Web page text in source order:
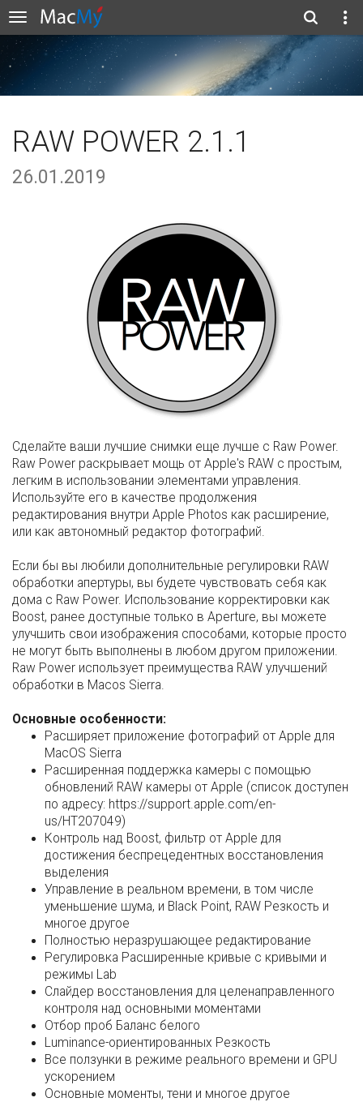
RAW POWER 2.1.1
26.01.2019
Сделайте ваши лучшие снимки еще лучше с Raw Power.
Raw Power раскрывает мощь от Apple's RAW с простым,
легким в использовании элементами управления.
Используйте его в качестве продолжения
редактирования внутри Apple Photos как расширение,
или как автономный редактор фотографий.
Если бы вы любили дополнительные регулировки RAW
обработки апертуры, вы будете чувствовать себя как
дома с Raw Power. Использование корректировки как
Boost, ранее доступные только в Aperture, вы можете
улучшить свои изображения способами, которые просто
не могут быть выполнены в любом другом приложении.
Raw Power использует преимущества RAW улучшений
обработки в Macos Sierra.
Основные особенности:
Расширяет приложение фотографий от Apple для
MacOS Sierra
Расширенная поддержка камеры с помощью
обновлений RAW камеры от Apple (список доступен
по адресу: https://support.apple.com/en-
us/HT207049)
Контроль над Boost, фильтр от Apple для
достижения беспрецедентных восстановления
выделения
Управление в реальном времени, в том числе
уменьшение шума, и Black Point, RAW Резкость и
многое другое
Полностью неразрушающее редактирование
Регулировка Расширенные кривые с кривыми и
режимы Lab
Слайдер восстановления для целенаправленного
контроля над основными моментами
Отбор проб Баланс белого
Luminance-ориентированных Резкость
Все ползунки в режиме реального времени и GPU
ускорением
Основные моменты, тени и многое другое